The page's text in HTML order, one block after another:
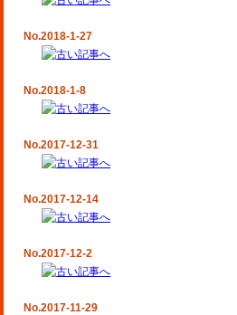
No.2018-1-27
No.2018-1-8
No.2017-12-31
No.2017-12-14
No.2017-12-2
No.2017-11-29